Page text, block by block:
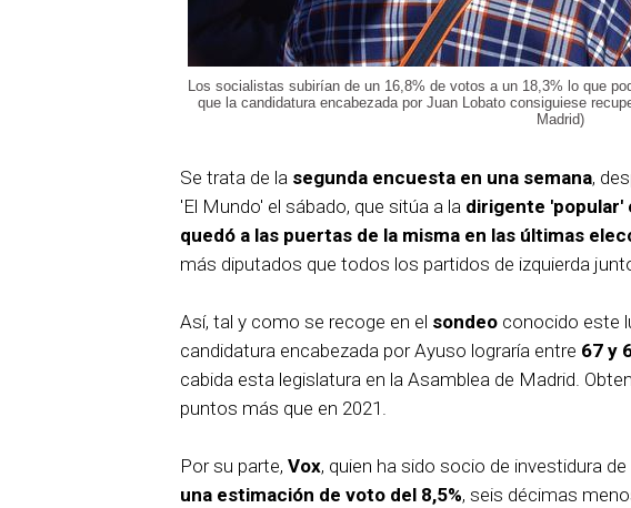
Los socialistas subirían de un 16,8% de votos a un 18,3% lo que
que la candidatura encabezada por Juan Lobato consiguiese
Madrid)
Se trata de la segunda encuesta en una semana,
'El Mundo' el sábado, que sitúa a la dirigente 'popular'
quedó a las puertas de la misma en las últimas
más diputados que todos los partidos de izquierda
Así, tal y como se recoge en el sondeo conocido este
candidatura encabezada por Ayuso lograría entre 67 y
cabida esta legislatura en la Asamblea de Madrid.
puntos más que en 2021.
Por su parte, Vox, quien ha sido socio de investidura
una estimación de voto del 8,5%, seis décimas